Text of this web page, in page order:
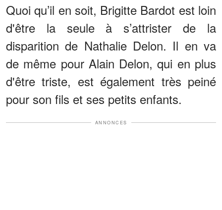
Quoi qu’il en soit, Brigitte Bardot est loin
d'être la seule à s’attrister de la
disparition de Nathalie Delon. Il en va
de même pour Alain Delon, qui en plus
d'être triste, est également très peiné
pour son fils et ses petits enfants.
ANNONCES